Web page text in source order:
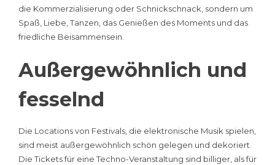
die Kommerzialisierung oder Schnickschnack, sondern um
Spaß, Liebe, Tanzen, das Genießen des Moments und das
friedliche Beisammensein.
Außergewöhnlich und
fesselnd
Die Locations von Festivals, die elektronische Musik spielen,
sind meist außergewöhnlich schön gelegen und dekoriert.
Die Tickets für eine Techno-Veranstaltung sind billiger, als für